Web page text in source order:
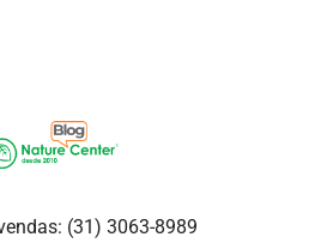
(31) 3063-8989